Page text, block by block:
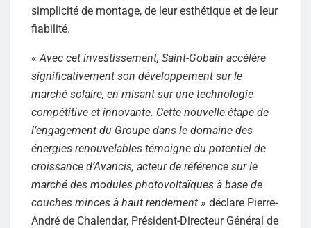
simplicité de montage, de leur esthétique et de leur
fiabilité.
« Avec cet investissement, Saint-Gobain accélère
significativement son développement sur le
marché solaire, en misant sur une technologie
compétitive et innovante. Cette nouvelle étape de
l’engagement du Groupe dans le domaine des
énergies renouvelables témoigne du potentiel de
croissance d’Avancis, acteur de référence sur le
marché des modules photovoltaïques à base de
couches minces à haut rendement » déclare Pierre-
André de Chalendar, Président-Directeur Général de